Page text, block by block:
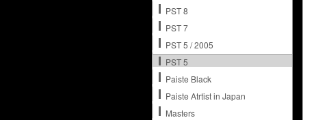
PST 8
PST 7
PST 5 / 2005
PST 5
Paiste Black
Paiste Atrtist in Japan
Masters